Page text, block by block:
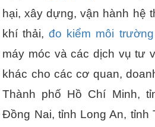
hại, xây dựng, vận hành hệ
khí thải,đo kiểm môi
máy móc và các dịch vụ tư
khác cho các cơ quan,
Thành phố Hồ Chí Minh,
Đồng Nai, tỉnh Long An, tỉnh